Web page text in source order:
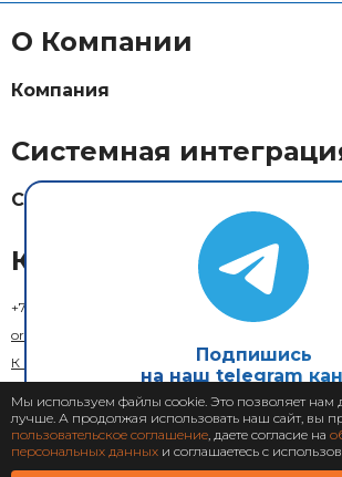
О Компании
Компания
Системная
Системная интеграция
Контакты
+7 (800) 333-73-29
order@xcom.ru
К кому обратиться
Подпишись
на наш telegram
Подписаться
Мы используем файлы cookie. Это позволяет нам
лучше. А продолжая использовать наш сайт, вы
пользовательское соглашение, даете согласие на
персональных данных и соглашаетесь с